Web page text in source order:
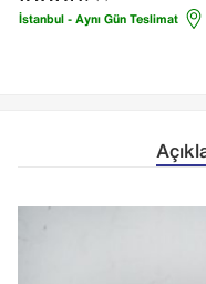
İstanbul - Aynı Gün Teslimat